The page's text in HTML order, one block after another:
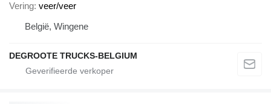
Vering veer/veer
België, Wingene
DEGROOTE TRUCKS-BELGIUM